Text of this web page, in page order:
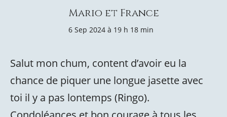
Mario et France
6 Sep 2024 à 19 h 18 min
Salut mon chum, content d’avoir eu la
chance de piquer une longue jasette avec
toi il y a pas lontemps (Ringo).